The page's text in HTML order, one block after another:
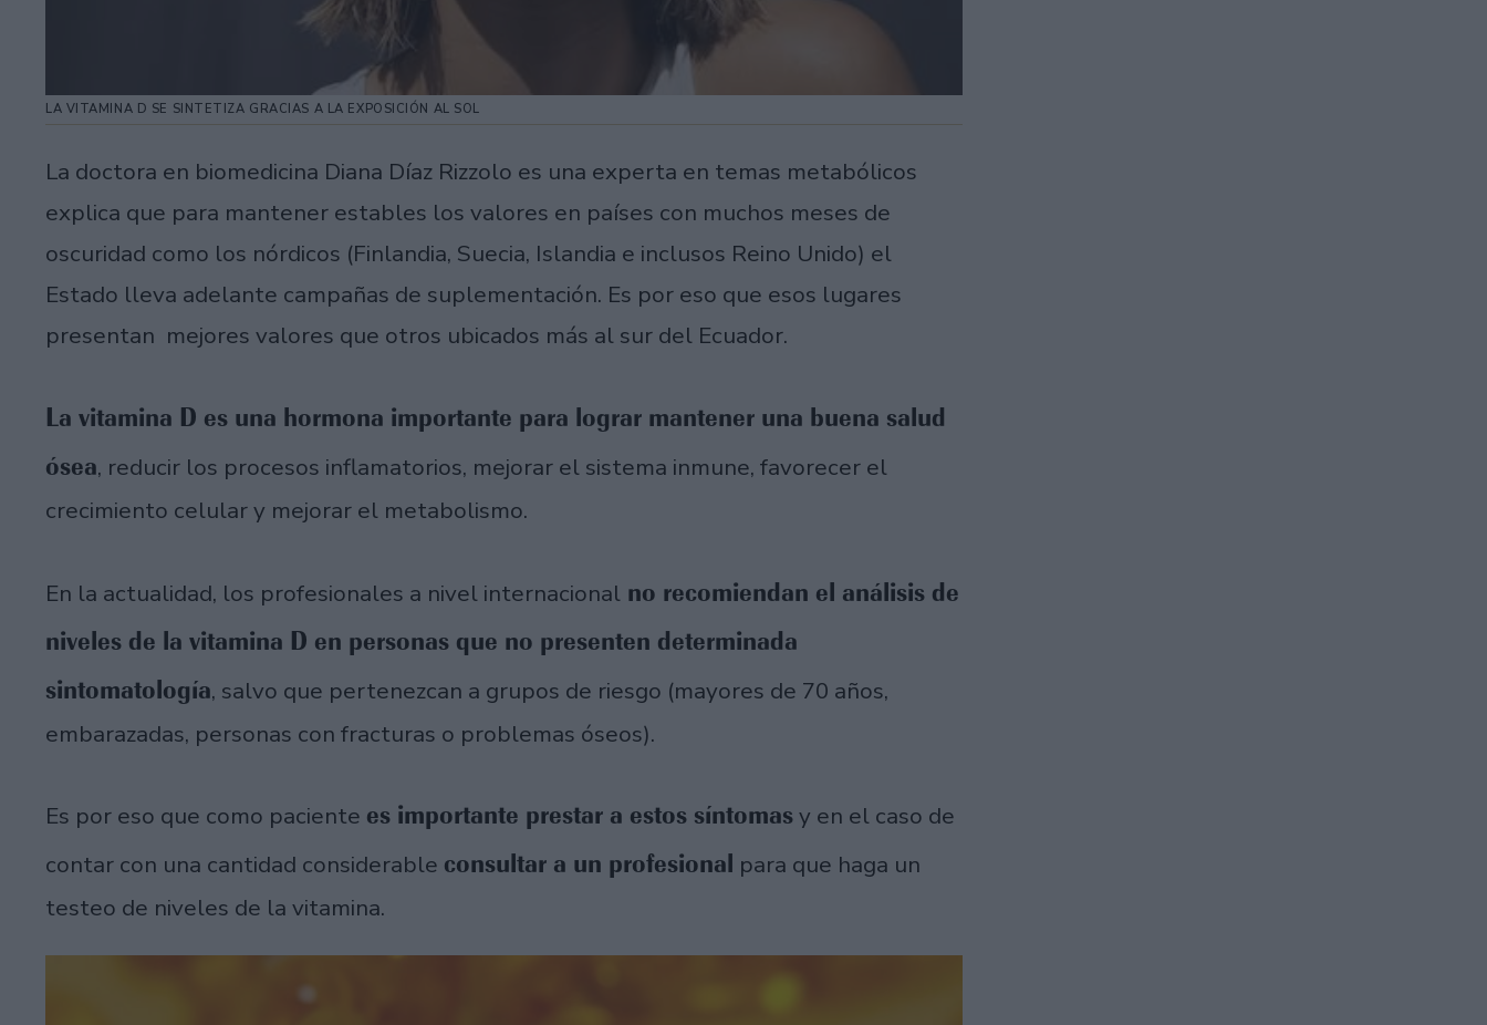
LA VITAMINA D SE SINTETIZA GRACIAS A LA EXPOSICIÓN AL SOL
La doctora en biomedicina Diana Díaz Rizzolo es una experta en temas metabólicos
explica que para mantener estables los valores en países con muchos meses de
oscuridad como los nórdicos (Finlandia, Suecia, Islandia e inclusos Reino Unido) el
Estado lleva adelante campañas de suplementación. Es por eso que esos lugares
presentan mejores valores que otros ubicados más al sur del Ecuador.
La vitamina D es una hormona importante para lograr mantener una buena salud
ósea, reducir los procesos inflamatorios, mejorar el sistema inmune, favorecer el
crecimiento celular y mejorar el metabolismo.
En la actualidad, los profesionales a nivel internacional no recomiendan el análisis de
niveles de la vitamina D en personas que no presenten determinada
sintomatología, salvo que pertenezcan a grupos de riesgo (mayores de 70 años,
embarazadas, personas con fracturas o problemas óseos).
Es por eso que como paciente es importante prestar a estos síntomasy en el caso de
contar con una cantidad considerable consultar a un profesional para que haga un
testeo de niveles de la vitamina.